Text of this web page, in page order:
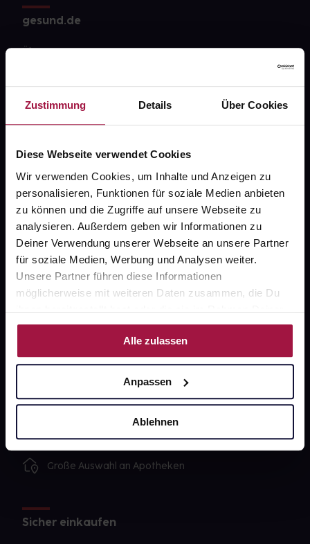
Zustimmung Details Über Cookies
Diese Webseite verwendet Cookies
Wir verwenden Cookies, um Inhalte und Anzeigen zu
personalisieren, Funktionen für soziale Medien anbieten
zu können und die Zugriffe auf unsere Webseite zu
analysieren. Außerdem geben wir Informationen zu
Deiner Verwendung unserer Webseite an unsere Partner
für soziale Medien, Werbung und Analysen weiter.
Unsere Partner führen diese Informationen
möglicherweise mit weiteren Daten zusammen, die Du
ihnen bereitgestellt hast oder die sie im Rahmen Deiner
Nutzung der Dienste gesammelt haben.
Alle zulassen
Anpassen
Ablehnen
gesund.de
Über uns
Newsletter
Barrierefreiheitserklärung
PAYBACK
gesund-versorger.de
Sanitätshäuser
Datenschutz
AGB
Impressum
Lieferung für sofort verfügbare Artikel meist am
Freie Wahl der Apotheke
Große Auswahl an Apotheken
Sicher einkaufen